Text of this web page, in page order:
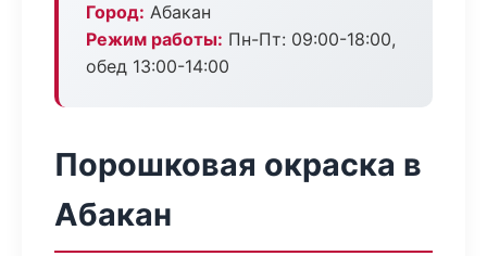
Город: Абакан
Режим работы: Пн-Пт: 09:00-18:00,
обед 13:00-14:00
Порошковая окраска в
Абакан